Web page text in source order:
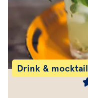
Drink & mocktail